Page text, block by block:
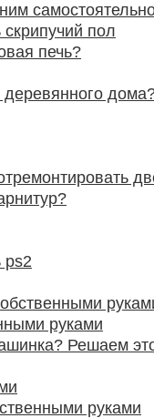
пол
печь?
ps2
руками
Решаем
руками